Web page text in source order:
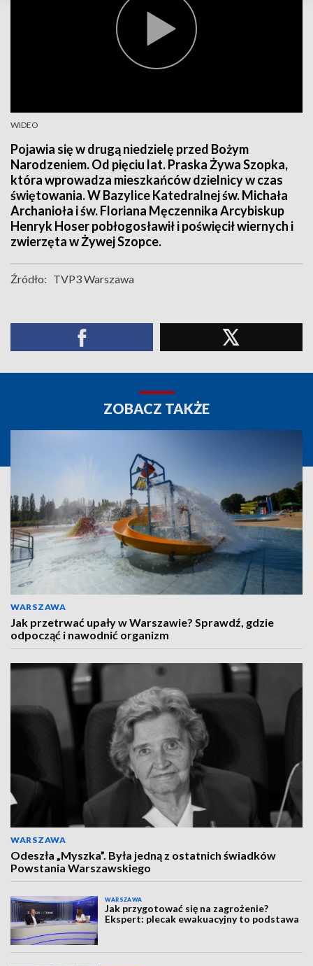
WIDEO
Pojawia się w drugą niedzielę przed Bożym
Narodzeniem. Od pięciu lat. Praska Żywa Szopka,
która wprowadza mieszkańców dzielnicy w czas
świętowania. W Bazylice Katedralnej św. Michała
Archanioła i św. Floriana Męczennika Arcybiskup
Henryk Hoser pobłogosławił i poświęcił wiernych i
zwierzęta w Żywej Szopce.
Źródło: TVP3 Warszawa
ZOBACZ TAKŻE
WARSZAWA
Jak przetrwać upały w Warszawie? Sprawdź, gdzie
odpocząć i nawodnić organizm
WARSZAWA
Odeszła „Myszka”. Była jedną z ostatnich świadków
Powstania Warszawskiego
WARSZAWA
Jak przygotować się na zagrożenie?
Ekspert: plecak ewakuacyjny to podstawa